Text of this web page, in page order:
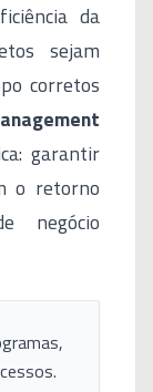
da
sejam
corretos
garantir
o retorno
negócio